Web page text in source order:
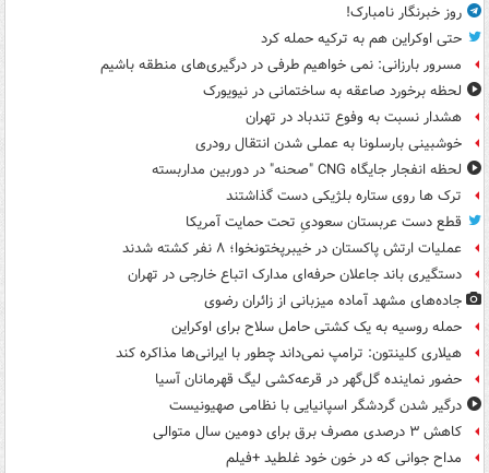
روز خبرنگار نامبارک!
حتی اوکراین هم به ترکیه حمله کرد
مسرور بارزانی: نمی خواهیم طرفی در درگیری‌های منطقه باشیم
لحظه برخورد صاعقه به ساختمانی در نیویورک
هشدار نسبت به وفوع تندباد در تهران
خوشبینی بارسلونا به عملی شدن انتقال رودری
لحظه انفجار جایگاه CNG "صحنه" در دوربین مداربسته
ترک ها روی ستاره بلژیکی دست گذاشتند
قطع دست عربستان سعودیِ تحت حمایت آمریکا
عملیات ارتش پاکستان در خیبرپختونخوا؛ ۸ نفر کشته شدند
دستگیری باند جاعلان حرفه‌ای مدارک اتباع خارجی در تهران
جاده‌های مشهد آماده میزبانی از زائران رضوی
حمله روسیه به یک کشتی حامل سلاح برای اوکراین
هیلاری کلینتون: ترامپ نمی‌داند چطور با ایرانی‌ها مذاکره کند
حضور نماینده گل‌گهر در قرعه‌کشی لیگ قهرمانان آسیا
درگیر شدن گردشگر اسپانیایی با نظامی صهیونیست
کاهش ۳ درصدی مصرف برق برای دومین سال متوالی
مداح جوانی که در خون خود غلطید +فیلم